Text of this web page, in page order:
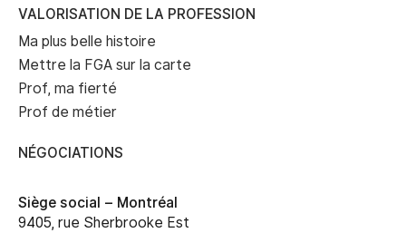
VALORISATION DE LA PROFESSION
Ma plus belle histoire
Mettre la FGA sur la carte
Prof, ma fierté
Prof de métier
NÉGOCIATIONS
Siège social – Montréal
9405, rue Sherbrooke Est